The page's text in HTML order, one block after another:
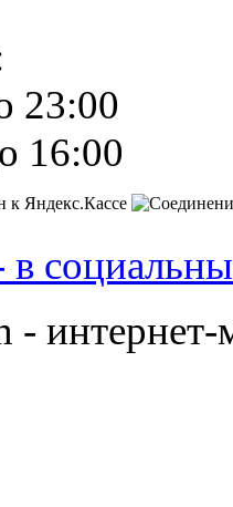
23:00
16:00